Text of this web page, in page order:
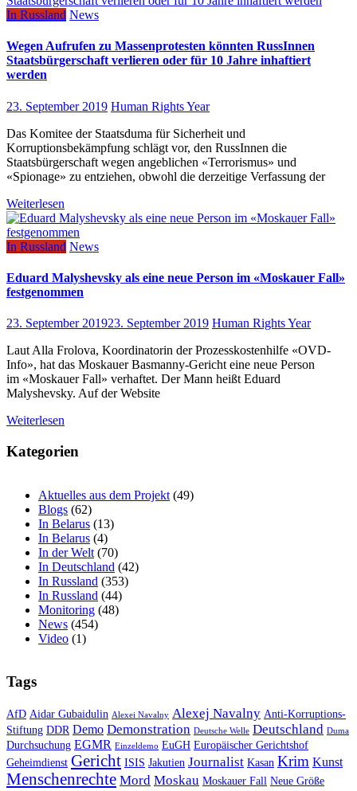
In Russland News
Wegen Aufrufen zu Massenprotesten könnten RussInnen
Staatsbürgerschaft verlieren oder für 10 Jahre inhaftiert
werden
23. September 2019 Human Rights Year
Das Komitee der Staatsduma für Sicherheit und
Korruptionsbekämpfung schlägt vor, den RussInnen die
Staatsbürgerschaft wegen angeblichen «Terrorismus» und
«Spionage» zu entziehen, obwohl die derzeitige Verfassung der
Weiterlesen
In Russland News
Eduard Malyshevsky als eine neue Person im «Moskauer Fall»
festgenommen
23. September 201923. September 2019 Human Rights Year
Laut Alla Frolova, Koordinatorin der Prozesskostenhilfe «OVD-
Info», hat das Moskauer Basmanny-Gericht eine neue Person
im «Moskauer Fall» verhaftet. Der Mann heißt Eduard
Malyshevsky. Auf der Website
Weiterlesen
Kategorien
Aktuelles aus dem Projekt (49)
Blogs (62)
In Belarus (13)
In Belarus (4)
In der Welt (70)
In Deutschland (42)
In Russland (353)
In Russland (44)
Monitoring (48)
News (454)
Video (1)
Tags
AfD Aidar Gubaidulin Alexei Navalny Alexej Navalny Anti-Korruptions-
Stiftung DDR Demo Demonstration Deutsche Welle Deutschland Duma
Durchsuchung EGMR Einzeldemo EuGH Europäischer Gerichtshof
Geheimdienst Gericht ISIS Jakutien Journalist Kasan Krim Kunst
Menschenrechte Mord Moskau Moskauer Fall Neue Größe